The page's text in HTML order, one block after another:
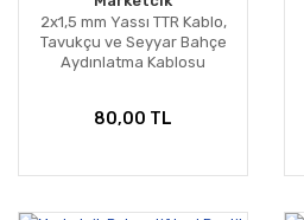
2x1,5 mm Yassı TTR Kablo,
Tavukçu ve Seyyar Bahçe
Aydınlatma Kablosu
80,00 TL